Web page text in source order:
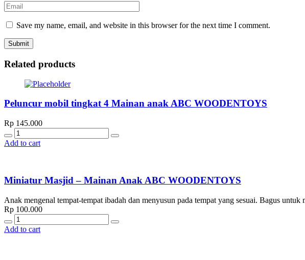
Save my name, email, and website in this browser for the next time I comment.
Related products
Peluncur mobil tingkat 4 Mainan anak ABC WOODENTOYS
Rp 145.000
Quantity
Add to cart
Miniatur Masjid – Mainan Anak ABC WOODENTOYS
Anak mengenal tempat-tempat ibadah dan menyusun pada tempat yang sesuai. Bagus
Rp 100.000
Quantity
Add to cart